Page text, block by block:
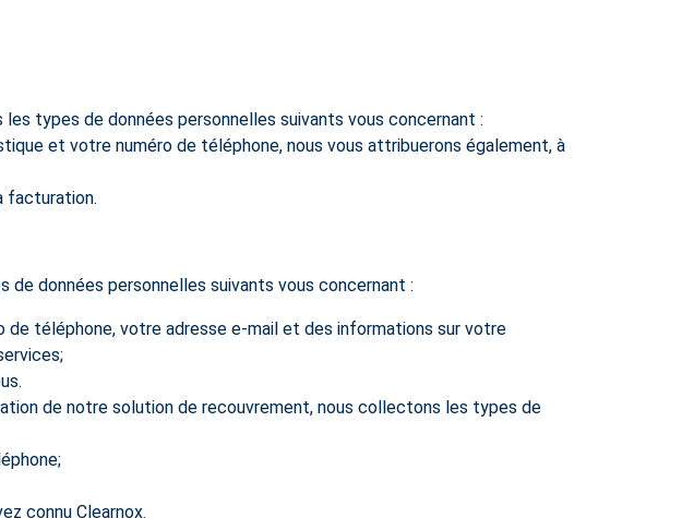
types de données personnelles suivants vous concernant :
et votre numéro de téléphone, nous vous attribuerons également, à
facturation.
données personnelles suivants vous concernant :
téléphone, votre adresse e-mail et des informations sur votre
de notre solution de recouvrement, nous collectons les types de
connu Clearnox.